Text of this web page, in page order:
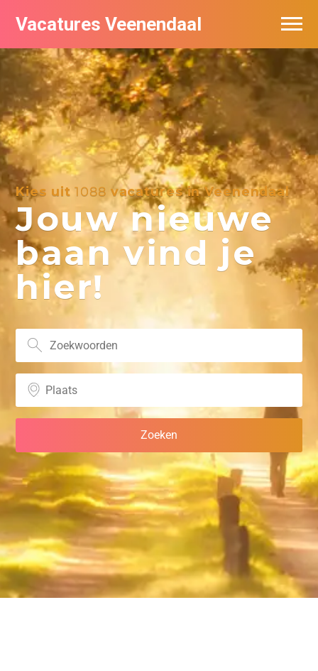
Vacatures Veenendaal
Kies uit1088 vacatures in Veenendaal
Jouw nieuwe
baan vind je
hier!
Vacatures per bedrijf in Veendaal